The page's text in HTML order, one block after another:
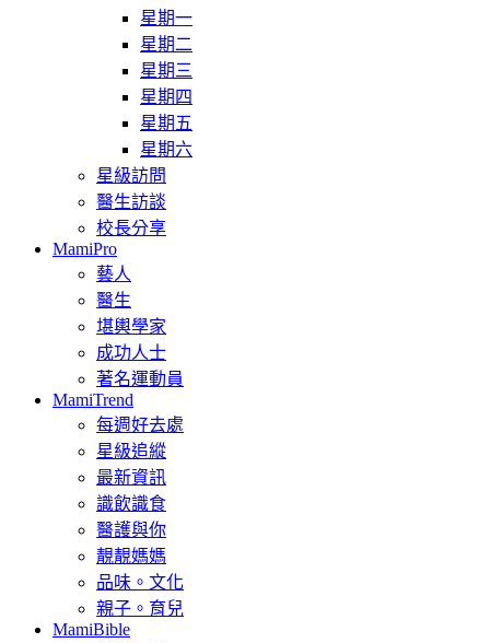
星期一
星期二
星期三
星期四
星期五
星期六
星級訪問
醫生訪談
校長分享
MamiPro
藝人
醫生
堪輿學家
成功人士
著名運動員
MamiTrend
每週好去處
星級追縱
最新資訊
識飲識食
醫護與你
靚靚媽媽
品味。文化
親子。育兒
MamiBible